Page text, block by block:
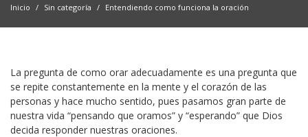
Inicio Sin categoría Entendiendo como funciona la oración
La pregunta de como orar adecuadamente es una pregunta que
se repite constantemente en la mente y el corazón de las
personas y hace mucho sentido, pues pasamos gran parte de
nuestra vida “pensando que oramos” y “esperando” que Dios
decida responder nuestras oraciones.